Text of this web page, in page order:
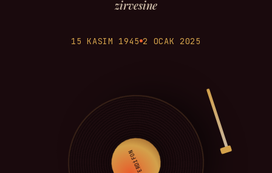
zirvesine
15 KASIM 1945 2 OCAK 2025